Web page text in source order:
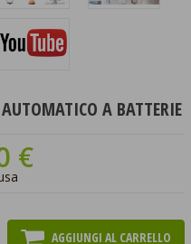
A BATTERIE
€
AGGIUNGI AL CARRELLO